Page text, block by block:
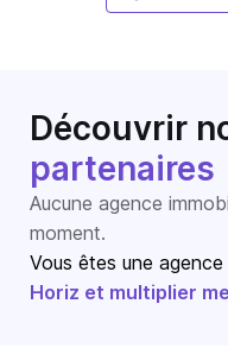
Découvrir
partenaires
Aucune agence
moment.
Vous êtes une agence
Horiz et multiplier